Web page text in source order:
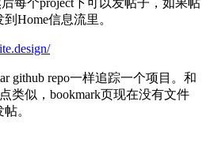
Home信息流里。
github repo一样追踪一个项目。和
类似，bookmark页现在没有文件
。